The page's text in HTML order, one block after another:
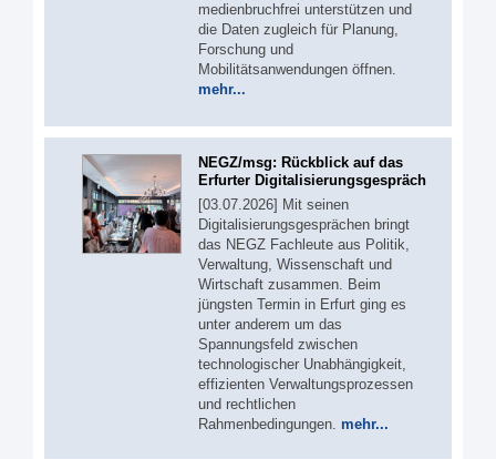
medienbruchfrei unterstützen und
die Daten zugleich für Planung,
Forschung und
Mobilitätsanwendungen öffnen.
mehr...
NEGZ/msg: Rückblick auf das
Erfurter Digitalisierungsgespräch
[03.07.2026] Mit seinen
Digitalisierungsgesprächen bringt
das NEGZ Fachleute aus Politik,
Verwaltung, Wissenschaft und
Wirtschaft zusammen. Beim
jüngsten Termin in Erfurt ging es
unter anderem um das
Spannungsfeld zwischen
technologischer Unabhängigkeit,
effizienten Verwaltungsprozessen
und rechtlichen
Rahmenbedingungen. mehr...